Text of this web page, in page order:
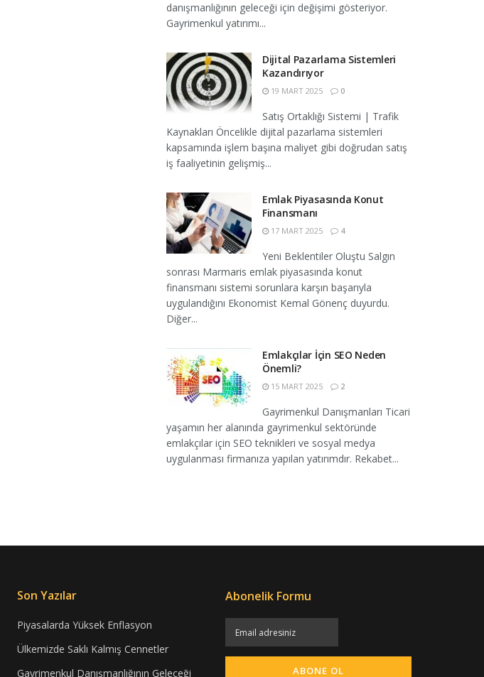
danışmanlığının geleceği için değişimi gösteriyor.
Gayrimenkul yatırımı...
Dijital Pazarlama Sistemleri
Kazandırıyor
19 MART 2025 0
Satış Ortaklığı Sistemi | Trafik
Kaynakları Öncelikle dijital pazarlama sistemleri
kapsamında işlem başına maliyet gibi doğrudan satış
iş faaliyetinin gelişmiş...
Emlak Piyasasında Konut
Finansmanı
17 MART 2025 4
Yeni Beklentiler Oluştu Salgın
sonrası Marmaris emlak piyasasında konut
finansmanı sistemi sorunlara karşın başarıyla
uygulandığını Ekonomist Kemal Gönenç duyurdu.
Diğer...
Emlakçılar İçin SEO Neden
Önemli?
15 MART 2025 2
Gayrimenkul Danışmanları Ticari
yaşamın her alanında gayrimenkul sektöründe
emlakçılar için SEO teknikleri ve sosyal medya
uygulanması firmanıza yapılan yatırımdır. Rekabet...
Son Yazılar
Piyasalarda Yüksek Enflasyon
Ülkemizde Saklı Kalmış Cennetler
Gayrimenkul Danışmanlığının Geleceği
Abonelik Formu